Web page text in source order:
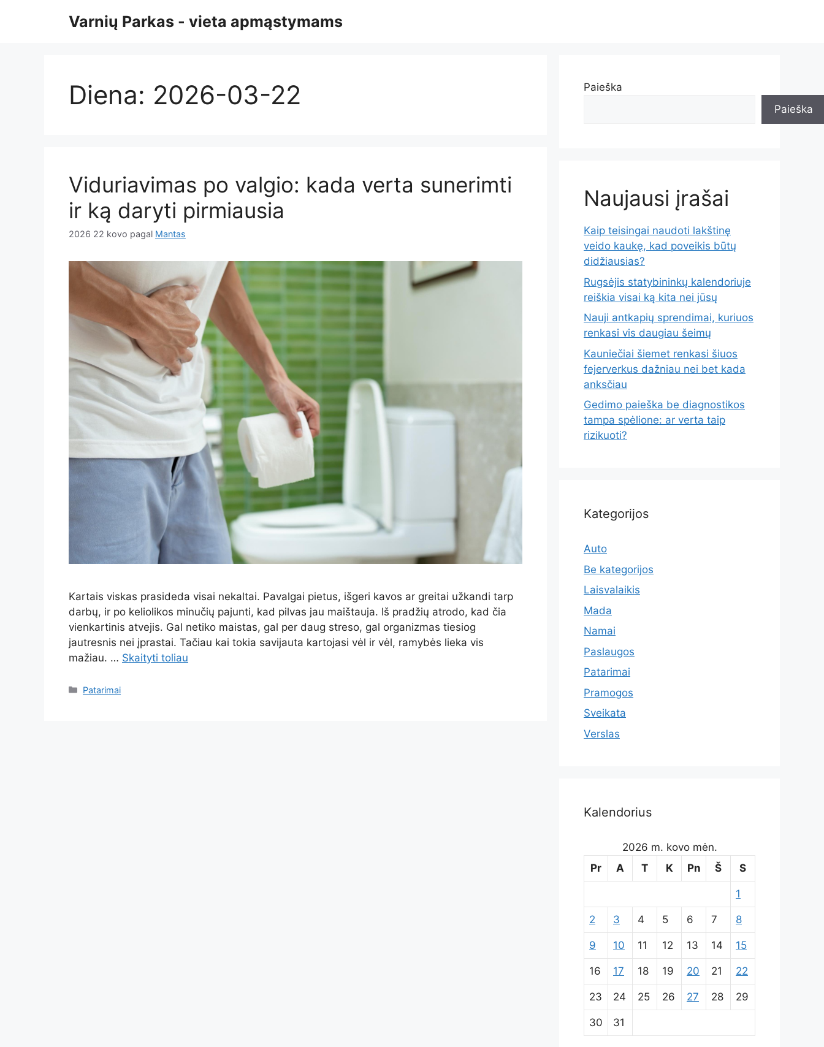
Varnių Parkas - vieta apmąstymams
Diena: 2026-03-22
Viduriavimas po valgio: kada verta sunerimti
ir ką daryti pirmiausia
2026 22 kovo pagal Mantas
Kartais viskas prasideda visai nekaltai. Pavalgai pietus, išgeri kavos ar greitai užkandi tarp
darbų, ir po keliolikos minučių pajunti, kad pilvas jau maištauja. Iš pradžių atrodo, kad čia
vienkartinis atvejis. Gal netiko maistas, gal per daug streso, gal organizmas tiesiog
jautresnis nei įprastai. Tačiau kai tokia savijauta kartojasi vėl ir vėl, ramybės lieka vis
mažiau. … Skaityti toliau
Kategorijos
Patarimai
Paieška
Paieška
Naujausi įrašai
Kaip teisingai naudoti lakštinę
veido kaukę, kad poveikis būtų
didžiausias?
Rugsėjis statybininkų kalendoriuje
reiškia visai ką kita nei jūsų
Nauji antkapių sprendimai, kuriuos
renkasi vis daugiau šeimų
Kauniečiai šiemet renkasi šiuos
fejerverkus dažniau nei bet kada
anksčiau
Gedimo paieška be diagnostikos
tampa spėlione: ar verta taip
rizikuoti?
Kategorijos
Auto
Be kategorijos
Laisvalaikis
Mada
Namai
Paslaugos
Patarimai
Pramogos
Sveikata
Verslas
Kalendorius
2026 m. kovo mėn.
Pr
A T K Pn Š S
1
2 3 4 5 6 7 8
9 10 11 12 13 14 15
16 17 18 19 20 21 22
23 24 25 26 27 28 29
30 31